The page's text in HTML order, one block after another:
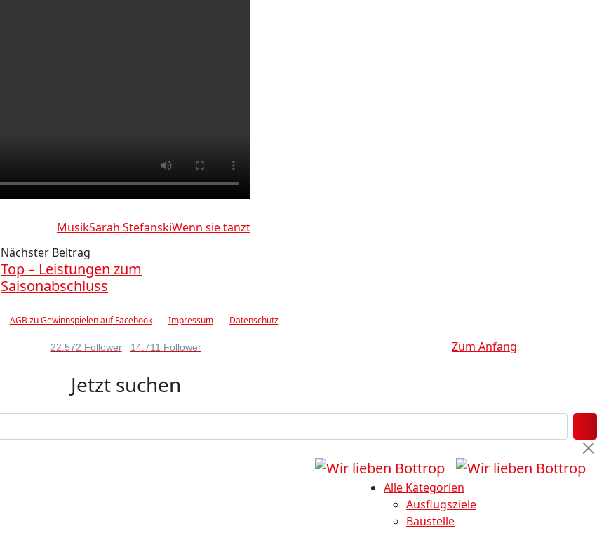
MusikSarah StefanskiWenn sie tanzt
Nächster Beitrag
Top – Leistungen zum
Saisonabschluss
AGB zu Gewinnspielen auf Facebook Impressum Datenschutz
22.572 Follower 14.711 Follower Zum Anfang
Jetzt suchen
Alle Kategorien
Ausflugsziele
Baustelle